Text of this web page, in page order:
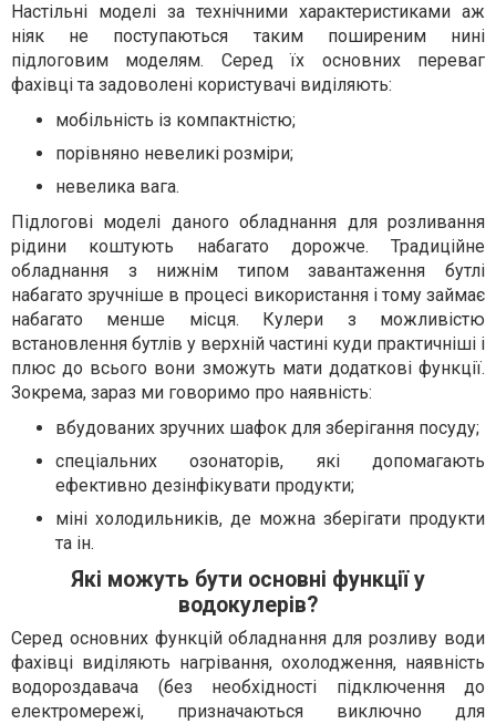
Настільні моделі за технічними характеристиками аж
ніяк не поступаються таким поширеним нині
підлоговим моделям. Серед їх основних переваг
фахівці та задоволені користувачі виділяють:
мобільність із компактністю;
порівняно невеликі розміри;
невелика вага.
Підлогові моделі даного обладнання для розливання
рідини коштують набагато дорожче. Традиційне
обладнання з нижнім типом завантаження бутлі
набагато зручніше в процесі використання і тому займає
набагато менше місця. Кулери з можливістю
встановлення бутлів у верхній частині куди практичніші і
плюс до всього вони зможуть мати додаткові функції.
Зокрема, зараз ми говоримо про наявність:
вбудованих зручних шафок для зберігання посуду;
спеціальних озонаторів, які допомагають
ефективно дезінфікувати продукти;
міні холодильників, де можна зберігати продукти
та ін.
Які можуть бути основні функції у
водокулерів?
Серед основних функцій обладнання для розливу води
фахівці виділяють нагрівання, охолодження, наявність
водороздавача (без необхідності підключення до
електромережі, призначаються виключно для